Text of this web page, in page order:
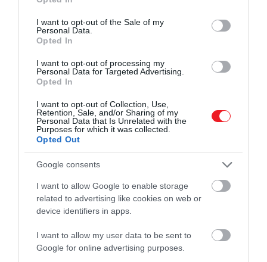
use your data for below specified purposes in below Google
consent section.
I want to opt-out of the Sale of my
Personal Data.
Opted In
I want to opt-out of processing my
Personal Data for Targeted Advertising.
Opted In
I want to opt-out of Collection, Use,
Retention, Sale, and/or Sharing of my
Personal Data that Is Unrelated with the
Purposes for which it was collected.
Opted Out
Google consents
I want to allow Google to enable storage
related to advertising like cookies on web or
device identifiers in apps.
I want to allow my user data to be sent to
Google for online advertising purposes.
A konyha sokak számára nemcsak
funkcionális tér, hanem a mindennapok
tükrözhetik. Hírlevelünk e heti
válogatásában a játékos formák, az
kerülnek…
2025. NOVEMBER 13. ● HAMU ÉS GYÉMÁNT
5 stílusos tárgy a konyhába
HAMU ÉS GYÉMÁNT